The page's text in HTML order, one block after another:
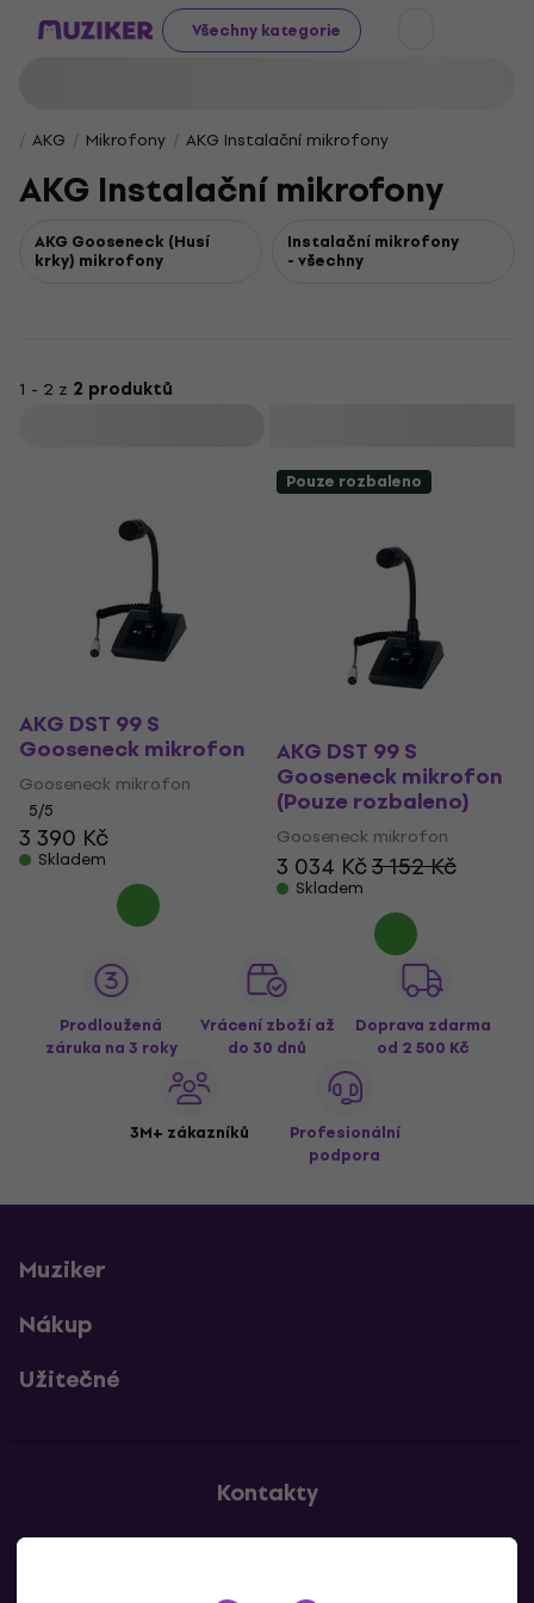
Všechny kategorie
AKG Mikrofony AKG Instalační mikrofony
AKG Instalační mikrofony
AKG Gooseneck (Husí
krky) mikrofony
Instalační mikrofony
- všechny
1 - 2 z 2 produktů
AKG DST 99 S
Gooseneck mikrofon
Gooseneck mikrofon
5/5
3 390 Kč
Skladem
Pouze rozbaleno
AKG DST 99 S
Gooseneck mikrofon
(Pouze rozbaleno)
Gooseneck mikrofon
3 034 Kč3 152 Kč
Skladem
Prodloužená
záruka na 3 roky
Vrácení zboží až
do 30 dnů
Doprava zdarma
od 2 500 Kč
3M+ zákazníků
Profesionální
podpora
Muziker
Nákup
Užitečné
Kontakty